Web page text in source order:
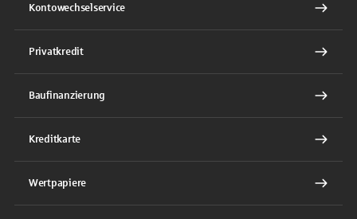
Kontowechselservice
Privatkredit
Baufinanzierung
Kreditkarte
Wertpapiere